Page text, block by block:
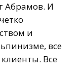
Абрамов. И
и
все
Все